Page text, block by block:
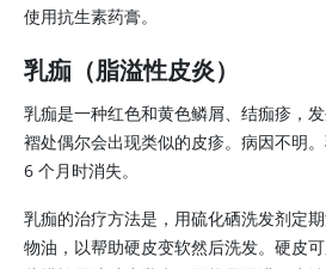
使用抗生素药膏。
乳痂（脂溢性皮炎）
乳痂是一种红色和黄色鳞屑、结痂疹，
褶处偶尔会出现类似的皮疹。病因不明
6 个月时消失。
乳痂的治疗方法是，用硫化硒洗发剂定
物油，以帮助硬皮变软然后洗发。硬皮